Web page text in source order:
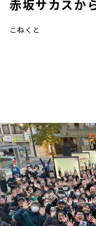
トピックス
TBS
お知らせ
イベント・
YouTube
会社情報
赤坂サカスか
こねくと